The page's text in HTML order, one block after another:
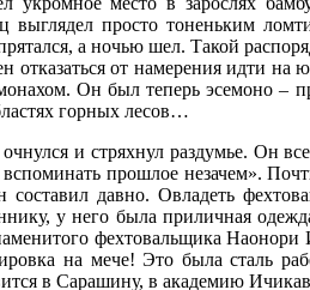
просто тоненьким
а ночью шел. Такой
от намерения идти на
Он был теперь эсемоно –
горных лесов…
и стряхнул раздумье. Он
вспоминать прошлое незачем».
давно. Овладеть
у него была приличная
фехтовальщика
на мече! Это была сталь
в Сарашину, в академию